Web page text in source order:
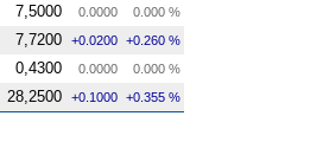
7,5000 0.0000 0.000 %
7,7200 +0.0200 +0.260 %
0,4300 0.0000 0.000 %
28,2500 +0.1000 +0.355 %